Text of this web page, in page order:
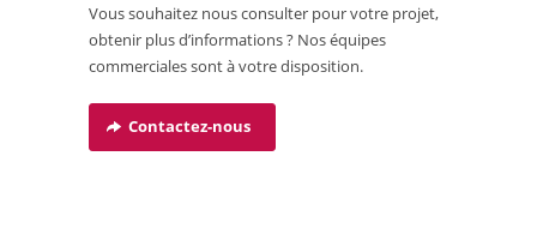
Vous souhaitez nous consulter pour votre projet,
obtenir plus d’informations ? Nos équipes
commerciales sont à votre disposition.
Contactez-nous